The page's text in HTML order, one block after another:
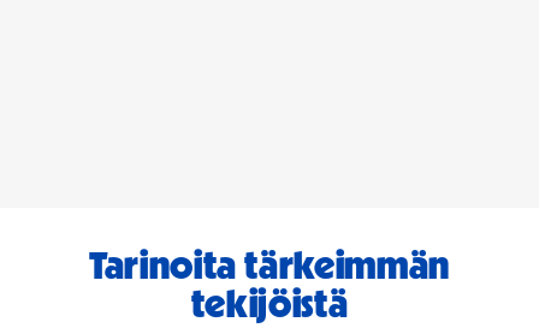
Tarinoita tärkeimmän
tekijöistä